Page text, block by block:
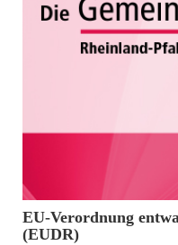
EU-Verordnung
(EUDR)